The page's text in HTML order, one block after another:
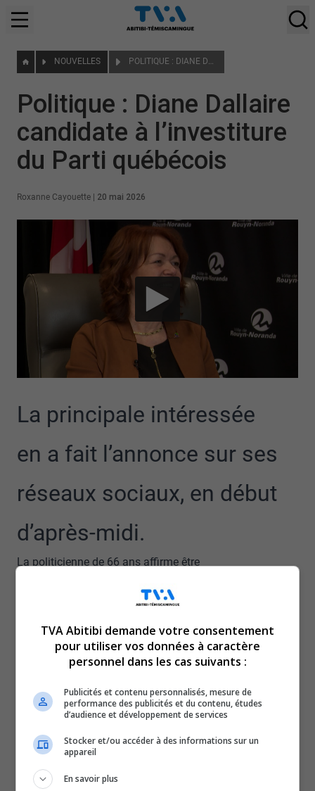
NOUVELLES POLITIQUE : DIANE DALLAIRE CANDIDATE À L’INVESTITURE DU PARTI QUÉBÉCOIS
Politique : Diane Dallaire
candidate à l’investiture
du Parti québécois
Roxanne Cayouette 20 mai 2026
La principale intéressée
en a fait l’annonce sur ses
réseaux sociaux, en début
d’après-midi.
La politicienne de 66 ans affirme être
famille indépendantiste.
expérience acquise après 12 ans en politique municipale,
dont 8 à la mairie, mais aussi son bagage dans le
Celle qui n’avait pas sollicité de troisième mandat à la
tête de Rouyn-Noranda, l’automne dernier, croit que le
passage vers la politique provinciale représente la suite
logique de son parcours.
D’ailleurs, Diane Dallaire n’est pas la seule en lice pour le
TVA Abitibi demande votre consentement
pour utiliser vos données à caractère
personnel dans les cas suivants :
Publicités et contenu personnalisés, mesure de
performance des publicités et du contenu, études
d’audience et développement de services
Stocker et/ou accéder à des informations sur un
appareil
En savoir plus